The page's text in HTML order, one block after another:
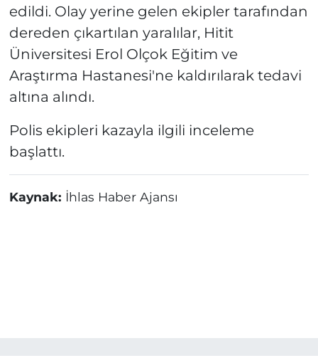
edildi. Olay yerine gelen ekipler tarafından
dereden çıkartılan yaralılar, Hitit
Üniversitesi Erol Olçok Eğitim ve
Araştırma Hastanesi'ne kaldırılarak tedavi
altına alındı.
Polis ekipleri kazayla ilgili inceleme
başlattı.
Kaynak: İhlas Haber Ajansı